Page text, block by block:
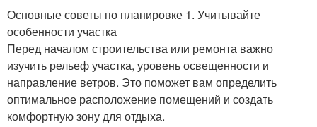
Основные советы по планировке 1. Учитывайте
особенности участка
Перед началом строительства или ремонта важно
изучить рельеф участка, уровень освещенности и
направление ветров. Это поможет вам определить
оптимальное расположение помещений и создать
комфортную зону для отдыха.